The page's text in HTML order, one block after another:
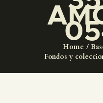
Home
Fondos y
█
EL MUSEO